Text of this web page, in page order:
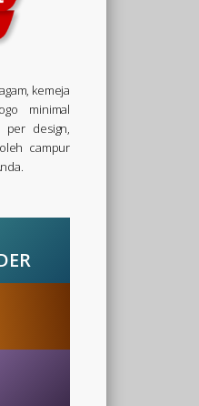
kemeja
minimal
design,
campur